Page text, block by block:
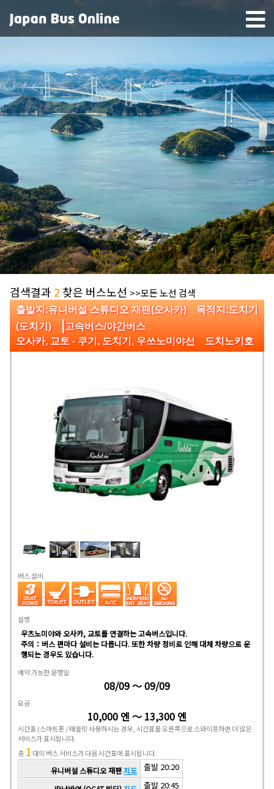
검색결과 2 찾은 버스노선 >>모든 노선 검색
출발지:유니버설 스튜디오 재팬(오사카) 목적지:도치기
(도치기) |고속버스/야간버스
오사카, 교토 - 쿠기, 도치기, 우쓰노미야선 도치노키호
버스 설비
설명
우츠노미야와 오사카, 교토를 연결하는 고속버스입니다.
주의：버스 편마다 설비는 다릅니다. 또한 차량 정비로 인해 대체 차량으로 운
행되는 경우도 있습니다.
예약 가능한 운행일
08/09 ～ 09/09
요금
10,000 엔 ～ 13,300 엔
시간표 (스마트폰 / 태블릿 사용하시는 경우, 시간표를 오른쪽으로 스와이프하면 더 많은
서비스가 표시됩니다.
총 1 대의 버스 서비스가 다음 시간표에 표시됩니다.
유니버설 스튜디오 재팬지도 출발 20:20
출발 20:45